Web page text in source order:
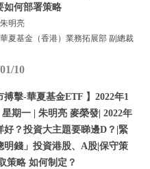
如何部署策略
明亮
夏基金（香港）業務拓展部 副總裁
10
搏擊-華夏基金ETF 】2022年1
星期一 | 朱明亮 麥榮發| 2022年
好？投資大主題要睇邊D？|緊
明錢」投資港股、A股|保守策
策略 如何制定？